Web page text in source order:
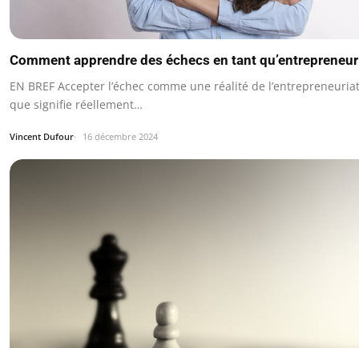
Comment apprendre des échecs en tant
EN BREF Accepter l’échec comme une réalité de
que signifie réellement…
Vincent Dufour 16 décembre 2024